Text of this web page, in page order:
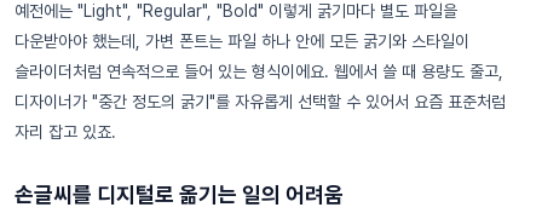
예전에는 "Light", "Regular", "Bold" 이렇게 굵기마다 별도 파일을
다운받아야 했는데, 가변 폰트는 파일 하나 안에 모든 굵기와 스타일이
슬라이더처럼 연속적으로 들어 있는 형식이에요. 웹에서 쓸 때 용량도 줄고,
디자이너가 "중간 정도의 굵기"를 자유롭게 선택할 수 있어서 요즘 표준처럼
자리 잡고 있죠.
손글씨를 디지털로 옮기는 일의 어려움